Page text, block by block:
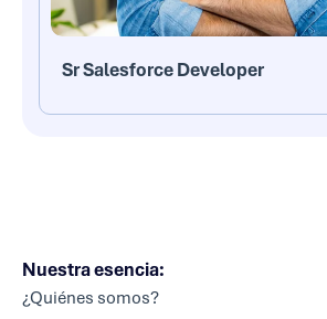
Sr Salesforce Developer
Nuestra esencia:
¿Quiénes somos?